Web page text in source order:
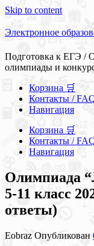
Skip to content
Электронное
Подготовка к ЕГЭ
олимпиады и
Корзина 🛒
Контакты /
Навигация
Корзина 🛒
Контакты /
Навигация
Олимпиада
5-11 класс
ответы)
Eobraz Опубликован